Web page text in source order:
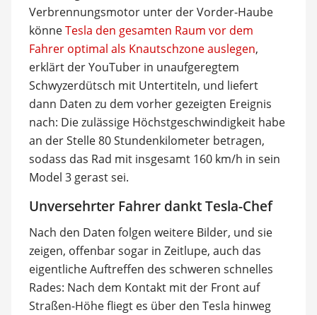
Verbrennungsmotor unter der Vorder-Haube
könneTesla den gesamten Raum vor dem
Fahrer optimal als Knautschzone auslegen,
erklärt der YouTuber in unaufgeregtem
Schwyzerdütsch mit Untertiteln, und liefert
dann Daten zu dem vorher gezeigten Ereignis
nach: Die zulässige Höchstgeschwindigkeit habe
an der Stelle 80 Stundenkilometer betragen,
sodass das Rad mit insgesamt 160 km/h in sein
Model 3 gerast sei.
Unversehrter Fahrer dankt Tesla-Chef
Nach den Daten folgen weitere Bilder, und sie
zeigen, offenbar sogar in Zeitlupe, auch das
eigentliche Auftreffen des schweren schnelles
Rades: Nach dem Kontakt mit der Front auf
Straßen-Höhe fliegt es über den Tesla hinweg